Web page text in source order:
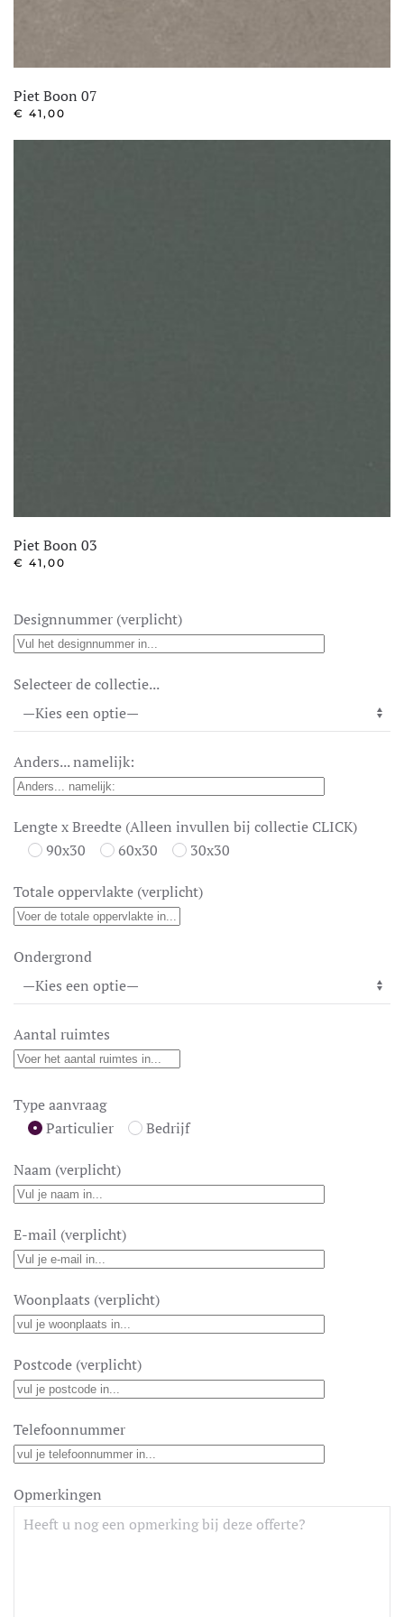
Piet Boon 07
€ 41,00
Piet Boon 03
€ 41,00
Designnummer (verplicht)
Selecteer de collectie...
Anders... namelijk:
Lengte x Breedte (Alleen invullen bij collectie CLICK)
90x30
60x30 30x30
Totale oppervlakte (verplicht)
Ondergrond
Aantal ruimtes
Type aanvraag
Particulier
Bedrijf
Naam (verplicht)
E-mail (verplicht)
Woonplaats (verplicht)
Postcode (verplicht)
Telefoonnummer
Opmerkingen